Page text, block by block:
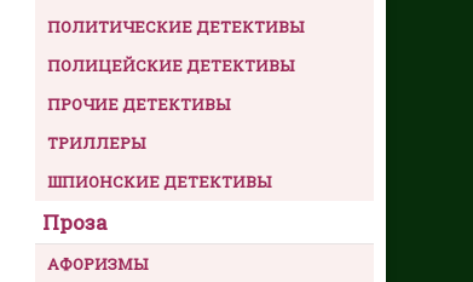
ПОЛИТИЧЕСКИЕ ДЕТЕКТИВЫ
ПОЛИЦЕЙСКИЕ ДЕТЕКТИВЫ
ПРОЧИЕ ДЕТЕКТИВЫ
ТРИЛЛЕРЫ
ШПИОНСКИЕ ДЕТЕКТИВЫ
Проза
АФОРИЗМЫ